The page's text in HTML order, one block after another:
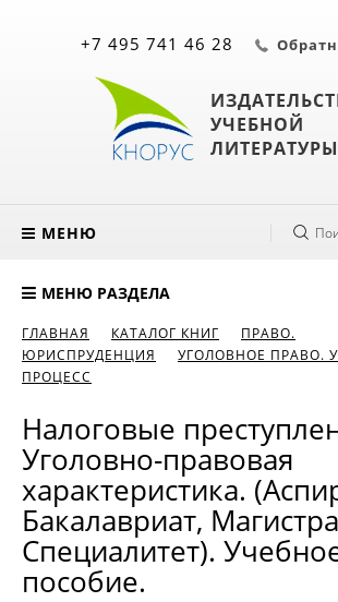
УЧЕБНОЙ
ЛИТЕРАТУРЫ
+7 495 741 46 28
МЕНЮ
МЕНЮ РАЗДЕЛА
ГЛАВНАЯ КАТАЛОГ КНИГ
ПРАВО.
ЮРИСПРУДЕНЦИЯ
УГОЛОВНОЕ ПРАВО.
ПРОЦЕСС
Налоговые
Уголовно-правовая
характеристика.
Бакалавриат,
Специалитет).
пособие.